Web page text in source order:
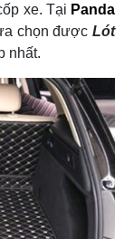
xe. Tại Panda
chọn được Lót
nhất.